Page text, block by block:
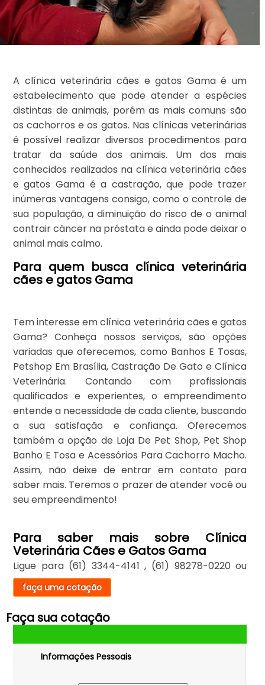
A clínica veterinária cães e gatos Gama é um
estabelecimento que pode atender a espécies
distintas de animais, porém as mais comuns são
os cachorros e os gatos. Nas clínicas veterinárias
é possível realizar diversos procedimentos para
tratar da saúde dos animais. Um dos mais
conhecidos realizados na clínica veterinária cães
e gatos Gama é a castração, que pode trazer
inúmeras vantagens consigo, como o controle de
sua população, a diminuição do risco de o animal
contrair câncer na próstata e ainda pode deixar o
animal mais calmo.
Para quem busca clínica veterinária
cães e gatos Gama
Tem interesse em clínica veterinária cães e gatos
Gama? Conheça nossos serviços, são opções
variadas que oferecemos, como Banhos E Tosas,
Petshop Em Brasília, Castração De Gato e Clínica
Veterinária. Contando com profissionais
qualificados e experientes, o empreendimento
entende a necessidade de cada cliente, buscando
a sua satisfação e confiança. Oferecemos
também a opção de Loja De Pet Shop, Pet Shop
Banho E Tosa e Acessórios Para Cachorro Macho.
Assim, não deixe de entrar em contato para
saber mais. Teremos o prazer de atender você ou
seu empreendimento!
Para saber mais sobre Clínica
Veterinária Cães e Gatos Gama
Ligue para (61) 3344-4141 , (61) 98278-0220 ou
faça uma cotação
Faça sua cotação
Informações Pessoais